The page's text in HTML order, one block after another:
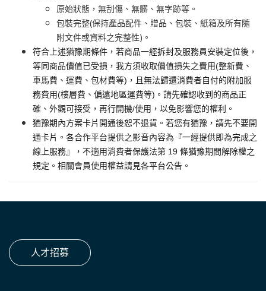
原始狀態，無刮傷、無髒、無字跡等。
包裝完整(保持產品配件、贈品、包裝、紙箱及所有隨
附文件或資料之完整性)。
符合上述猶豫期條件，若商品一經拆封及服務員安裝定位後，
等同商品價值已受損，我方須收取價值損失之費用(整新費、
車馬費、運費、包材費等)，且無法歸還消費者自付的附加服
務費用(樓層費、偏遠地區運費等)。請先確認收到的商品正
確、外觀可接受，再行開機/使用，以免影響您的權利。
猶豫期內方案卡片開通後恕不退貨。若您有猶豫，請先不要開
通卡片。各合作平台提供之影音內容為『一經提供即為完成之
線上服務』，不適用消費者保護法第 19 條猶豫期間解除權之
規定。相關會員使用權益請見各平台公告。
人才招募